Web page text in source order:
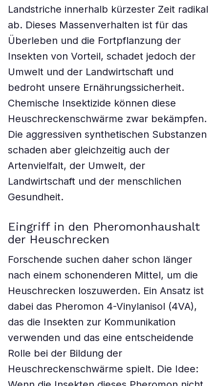
Landstriche innerhalb kürzester Zeit radikal
ab. Dieses Massenverhalten ist für das
Überleben und die Fortpflanzung der
Insekten von Vorteil, schadet jedoch der
Umwelt und der Landwirtschaft und
bedroht unsere Ernährungssicherheit.
Chemische Insektizide können diese
Heuschreckenschwärme zwar bekämpfen.
Die aggressiven synthetischen Substanzen
schaden aber gleichzeitig auch der
Artenvielfalt, der Umwelt, der
Landwirtschaft und der menschlichen
Gesundheit.
Eingriff in den Pheromonhaushalt
der Heuschrecken
Forschende suchen daher schon länger
nach einem schonenderen Mittel, um die
Heuschrecken loszuwerden. Ein Ansatz ist
dabei das Pheromon 4-Vinylanisol (4VA),
das die Insekten zur Kommunikation
verwenden und das eine entscheidende
Rolle bei der Bildung der
Heuschreckenschwärme spielt. Die Idee: